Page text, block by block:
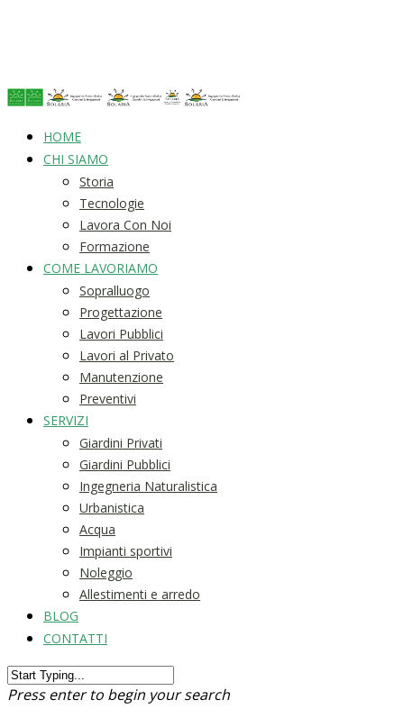
HOME
CHI SIAMO
Storia
Tecnologie
Lavora Con Noi
Formazione
COME LAVORIAMO
Sopralluogo
Progettazione
Lavori Pubblici
Lavori al Privato
Manutenzione
Preventivi
SERVIZI
Giardini Privati
Giardini Pubblici
Ingegneria Naturalistica
Urbanistica
Acqua
Impianti sportivi
Noleggio
Allestimenti e arredo
BLOG
CONTATTI
Press enter to begin your search